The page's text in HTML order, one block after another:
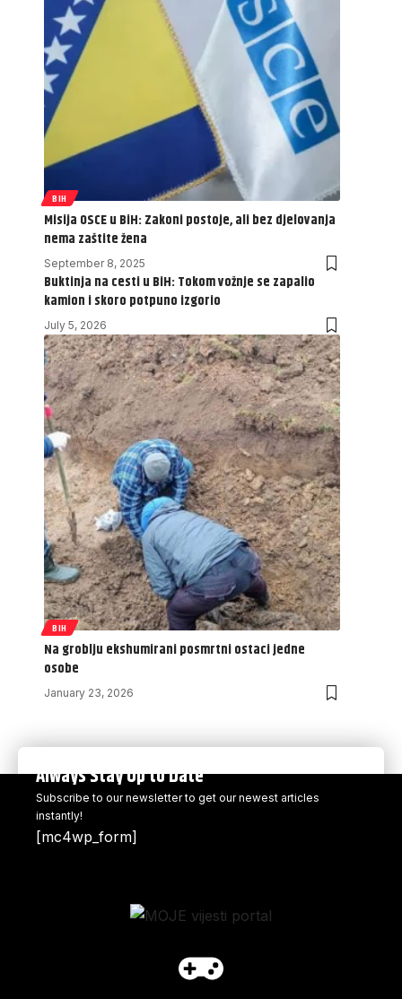
BIH
Misija OSCE u BiH: Zakoni postoje, ali bez djelovanja
nema zaštite žena
September 8, 2025
Buktinja na cesti u BiH: Tokom vožnje se zapalio
kamion i skoro potpuno izgorio
July 5, 2026
BIH
Na groblju ekshumirani posmrtni ostaci jedne
osobe
January 23, 2026
Always Stay Up to Date
Subscribe to our newsletter to get our newest articles
instantly!
[mc4wp_form]